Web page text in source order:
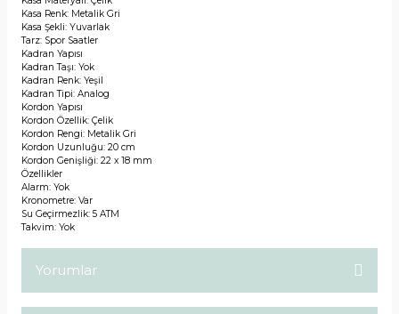
Kasa Renk: Metalik Gri
Kasa Şekli: Yuvarlak
Tarz: Spor Saatler
Kadran Yapısı
Kadran Taşı: Yok
Kadran Renk: Yeşil
Kadran Tipi: Analog
Kordon Yapısı
Kordon Özellik: Çelik
Kordon Rengi: Metalik Gri
Kordon Uzunluğu: 20 cm
Kordon Genişliği: 22 x 18 mm
Özellikler
Alarm: Yok
Kronometre: Var
Su Geçirmezlik: 5 ATM
Takvim: Yok
Yorumlar